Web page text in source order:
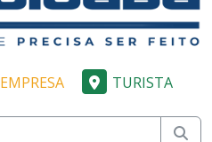
EMPRESA TURISTA